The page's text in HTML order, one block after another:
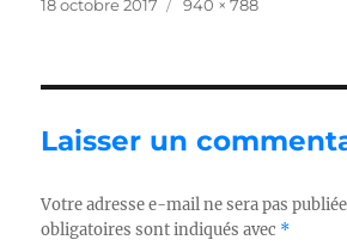
18 octobre 2017 940 × 788
Laisser un
Votre adresse e-mail ne sera pas
obligatoires sont indiqués avec *